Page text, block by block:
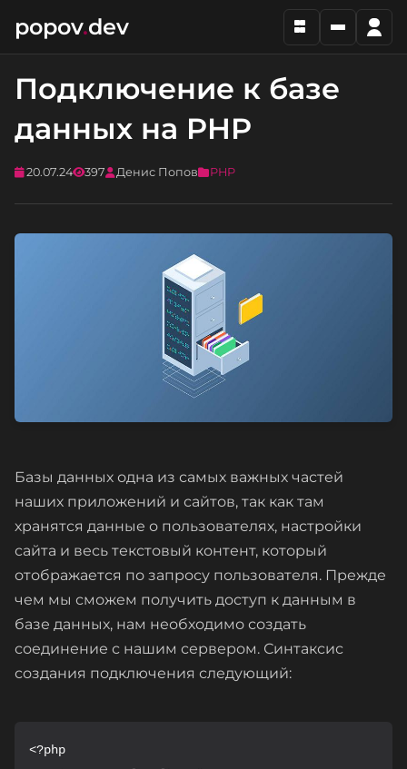
popov.dev
Подключение к базе
данных на PHP
20.07.24 397 Денис Попов PHP
Базы данных одна из самых важных частей
наших приложений и сайтов, так как там
хранятся данные о пользователях, настройки
сайта и весь текстовый контент, который
отображается по запросу пользователя. Прежде
чем мы сможем получить доступ к данным в
базе данных, нам необходимо создать
соединение с нашим сервером. Синтаксис
создания подключения следующий:
<?php